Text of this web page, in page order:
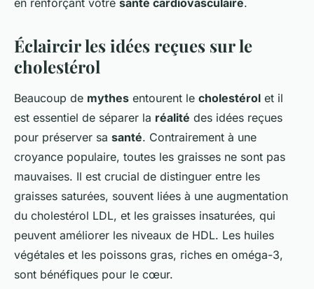
en renforçant votre santé cardiovasculaire.
Éclaircir les idées reçues sur le
cholestérol
Beaucoup de mythes entourent le cholestérol et il
est essentiel de séparer la réalité des idées reçues
pour préserver sa santé. Contrairement à une
croyance populaire, toutes les graisses ne sont pas
mauvaises. Il est crucial de distinguer entre les
graisses saturées, souvent liées à une augmentation
du cholestérol LDL, et les graisses insaturées, qui
peuvent améliorer les niveaux de HDL. Les huiles
végétales et les poissons gras, riches en oméga-3,
sont bénéfiques pour le cœur.